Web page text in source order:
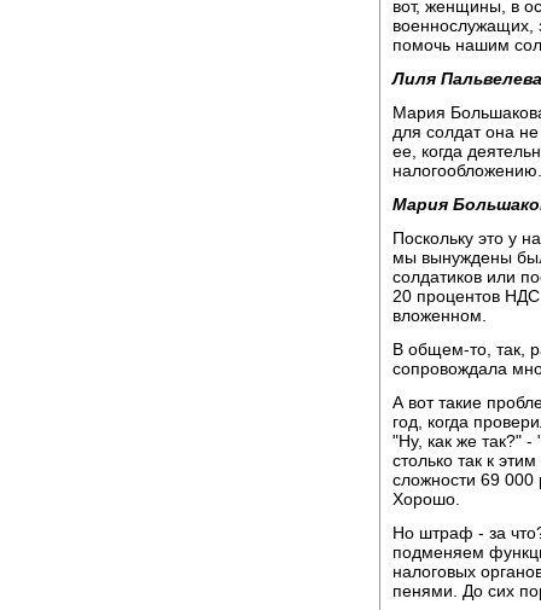
вот, женщины, в
военнослужащих,
помочь нашим
Лиля
Мария
для солдат она
ее, когда
налогообложению.
Мария
Поскольку это у
мы вынуждены
солдатиков или
20 процентов НДС
вложенном.
В общем-то, так,
сопровождала
А вот такие
год, когда
"Ну, как же так?"
столько так к
сложности 69 000
Хорошо.
Но штраф - за
подменяем
налоговых
пенями. До сих